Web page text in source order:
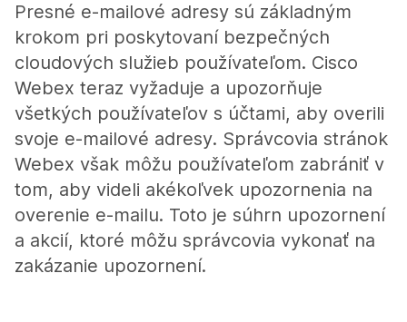
Presné e-mailové adresy sú základným
krokom pri poskytovaní bezpečných
cloudových služieb používateľom. Cisco
Webex teraz vyžaduje a upozorňuje
všetkých používateľov s účtami, aby overili
svoje e-mailové adresy. Správcovia stránok
Webex však môžu používateľom zabrániť v
tom, aby videli akékoľvek upozornenia na
overenie e-mailu. Toto je súhrn upozornení
a akcií, ktoré môžu správcovia vykonať na
zakázanie upozornení.